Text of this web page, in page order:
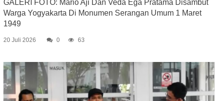
GALERI FOTO: Mario Aji Dan Veda Ega Pratama Disambut
Warga Yogyakarta Di Monumen Serangan Umum 1 Maret
1949
20 Juli 2026 0 63